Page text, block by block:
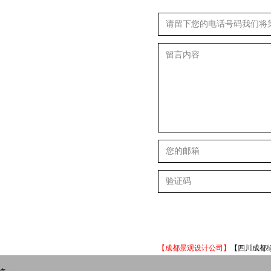
【成都景观设计公司】 【四川成